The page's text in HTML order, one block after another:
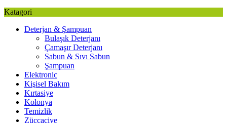
Katagori
Deterjan & Şampuan
Bulaşık Deterjanı
Çamaşır Deterjanı
Sabun & Sıvı Sabun
Şampuan
Elektronic
Kişisel Bakım
Kırtasiye
Kolonya
Temizlik
Züccaciye